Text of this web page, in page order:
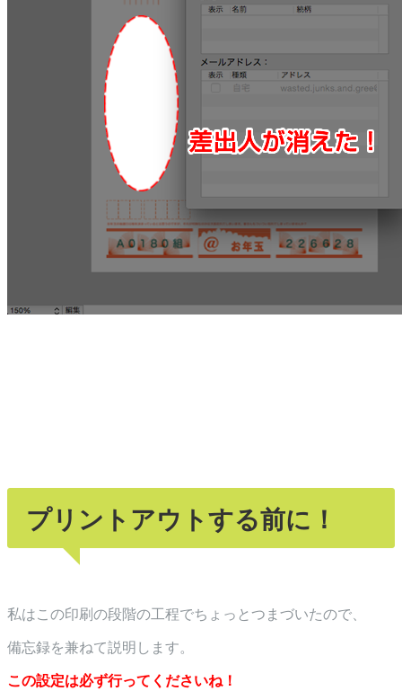
プリントアウトする前に！
私はこの印刷の段階の工程でちょっとつまづいたので、
備忘録を兼ねて説明します。
この設定は必ず行ってくださいね！